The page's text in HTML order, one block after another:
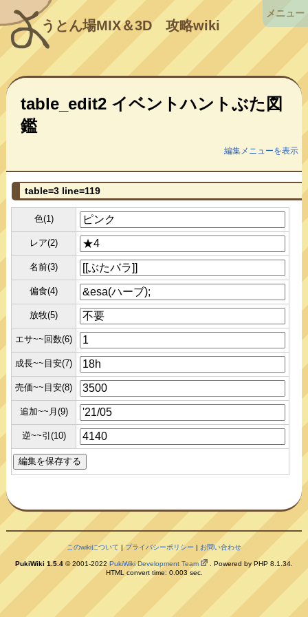
うとん場MIX＆3D攻略wiki
table_edit2 イベントハントぶた図
鑑
編集メニューを表示
table=3 line=119
色(1)
レア(2)
名前(3)
偏食(4)
放牧(5)
エサ~~回数(6)
成長~~目安(7)
売価~~目安(8)
追加~~月(9)
逆~~引(10)
このwikiについて |プライバシーポリシー | お問い合わせ
PukiWiki 1.5.4 © 2001-2022PukiWiki Development Team
. Powered by PHP 8.1.34.
HTML convert time: 0.003 sec.
メニュー